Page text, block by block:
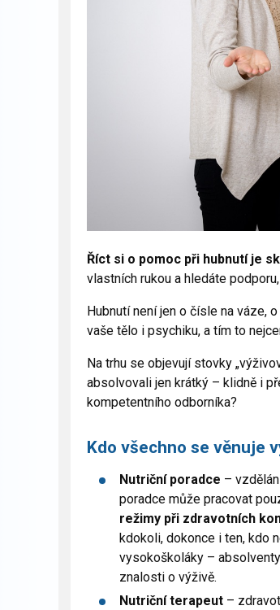
Říct si o pomoc při hubnutí je
vlastních rukou a hledáte
Hubnutí není jen o čísle na váze,
vaše tělo i psychiku, a tím to
Na trhu se objevují stovky
absolvovali jen krátký – klidně i
kompetentního odborníka?
Kdo všechno se věnuje
Nutriční poradce –
poradce může pracovat
režimy při zdravotních
kdokoli, dokonce i ten, kdo
vysokoškoláky –
znalosti o výživě.
Nutriční terapeut –